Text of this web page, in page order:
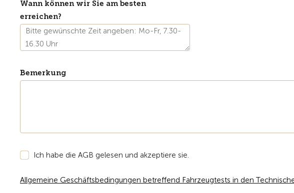
Wann können wir Sie am besten
erreichen?
Bemerkung
Ich habe die AGB gelesen und akzeptiere sie.
Allgemeine Geschäftsbedingungen betreffend Fahrzeugtests in den